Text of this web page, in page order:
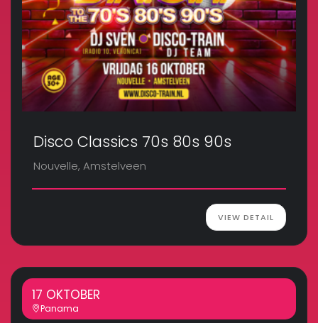
Disco Classics 70s 80s 90s
Nouvelle, Amstelveen
VIEW DETAIL
17 OKTOBER
Panama